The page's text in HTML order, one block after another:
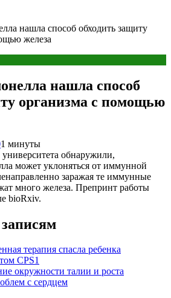
нашла способ обходить защиту
железа
нашла способ
организма с помощью
1 минуты
обнаружили,
может уклоняться от иммунной
заражая те иммунные
много железа. Препринт работы
bioRxiv.
терапия спасла ребенка
CPS1
окружности талии и роста
с сердцем